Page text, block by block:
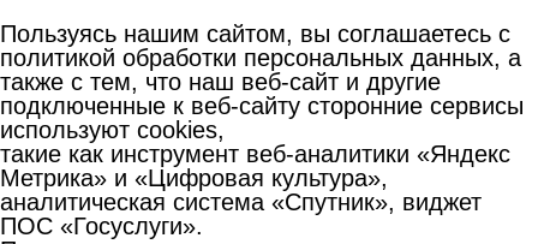
Пользуясь нашим сайтом, вы соглашаетесь с
политикой обработки персональных данных, а
также с тем, что наш веб-сайт и другие
подключенные к веб-сайту сторонние сервисы
используют cookies,
такие как инструмент веб-аналитики «Яндекс
Метрика» и «Цифровая культура»,
аналитическая система «Спутник», виджет
ПОС «Госуслуги».